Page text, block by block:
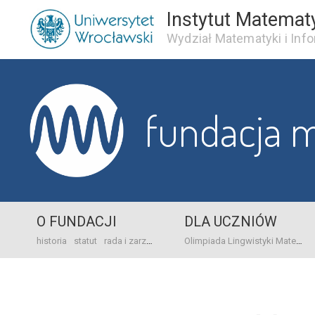
Instytut
Wydział Matematyki i
fundacja
O FUNDACJI
historia statut rada i zarząd dane bankowo-adresowe kontakt
DLA UCZNIÓW
Olimpiada Lingwistyki Matematycznej